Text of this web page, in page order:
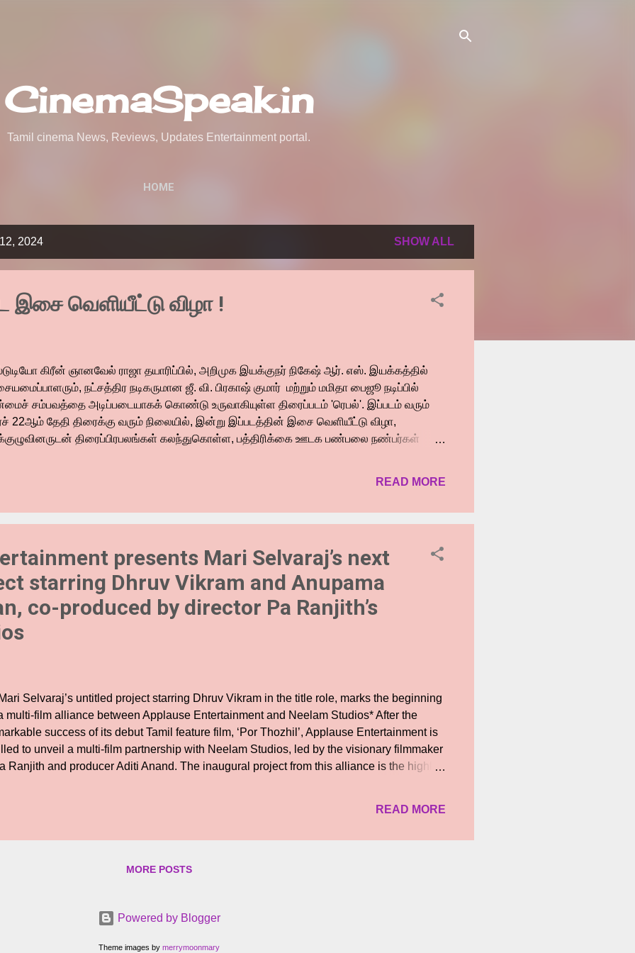
CinemaSpeak.in
Tamil cinema News, Reviews, Updates Entertainment portal.
HOME
2024 SHOW ALL
இசை வெளியீட்டு விழா !
கிரீன் ஞானவேல் ராஜா தயாரிப்பில், அறிமுக இயக்குநர் நிகேஷ் ஆர். எஸ். இயக்கத்தில்
நட்சத்திர நடிகருமான ஜீ. வி. பிரகாஷ் குமார் மற்றும் மமிதா பைஜூ நடிப்பில்
சம்பவத்தை அடிப்படையாகக் கொண்டு உருவாகியுள்ள திரைப்படம் 'ரெபல்'. இப்படம் வரும்
22ஆம் தேதி திரைக்கு வரும் நிலையில், இன்று இப்படத்தின் இசை வெளியீட்டு விழா,
திரைப்பிரபலங்கள் கலந்துகொள்ள, பத்திரிக்கை ஊடக பண்பலை நண்பர்கள்
ரெபெல் ஜீவியை வைத்து ஒரு அருமையான படத்தைத் தந்துள்ளார். ஜீவி மிகப்பெரிய
அவர் தந்த உழைப்பு மிகப்பெரியது. அவரைத்திருப்திப் படுத்துவது தான் எங்கள்
ஸ்டூடி...
READ MORE
presents Mari Selvaraj’s next
starring Dhruv Vikram and Anupama
co-produced by director Pa Ranjith’s
Selvaraj’s untitled project starring Dhruv Vikram in the title role, marks the beginning
multi-film alliance between Applause Entertainment and Neelam Studios* After the
success of its debut Tamil feature film, ‘Por Thozhil’, Applause Entertainment is
to unveil a multi-film partnership with Neelam Studios, led by the visionary filmmaker
Ranjith and producer Aditi Anand. The inaugural project from this alliance is the highly
scheduled to commence production early 2024 and is a sports drama, a tale of guts, grit
sport over a gun, peace over violence and life over death. Supersta...
READ MORE
MORE POSTS
Powered by Blogger
Theme images by merrymoonmary